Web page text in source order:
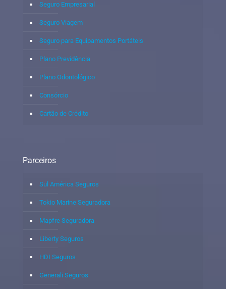
Seguro Empresarial
Seguro Viagem
Seguro para Equipamentos Portáteis
Plano Previdência
Plano Odontológico
Consórcio
Cartão de Crédito
Parceiros
Sul América Seguros
Tokio Marine Seguradora
Mapfre Seguradora
Liberty Seguros
HDI Seguros
Generali Seguros